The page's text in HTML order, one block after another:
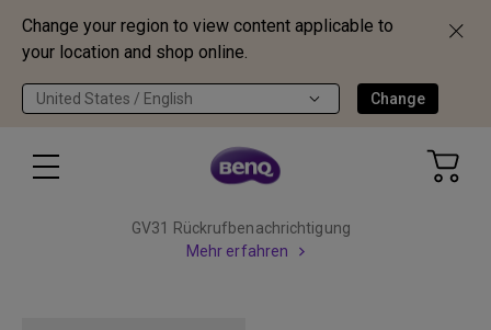
Change your region to view content applicable to
your location and shop online.
United States / English Change
GV31 Rückrufbenachrichtigung
Mehr erfahren